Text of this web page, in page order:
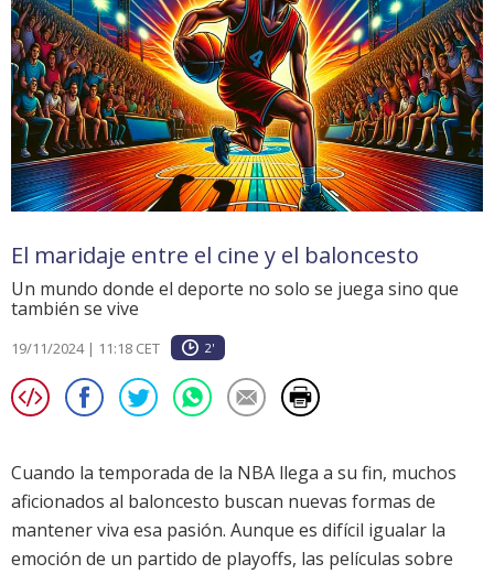
El maridaje entre el cine y el baloncesto
Un mundo donde el deporte no solo se juega sino que
también se vive
19/11/2024 | 11:18 CET 2'
Cuando la temporada de la NBA llega a su fin, muchos
aficionados al baloncesto buscan nuevas formas de
mantener viva esa pasión. Aunque es difícil igualar la
emoción de un partido de playoffs, las películas sobre